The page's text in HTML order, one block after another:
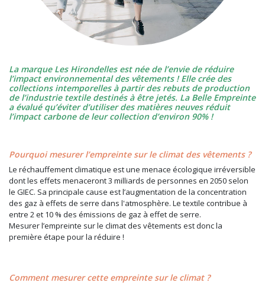
La marque Les Hirondelles est née de l’envie de réduire
l’impact environnemental des vêtements ! Elle crée des
collections intemporelles à partir des rebuts de production
de l’industrie textile destinés à être jetés. La Belle Empreinte
a évalué qu’éviter d’utiliser des matières neuves réduit
l’impact carbone de leur collection d’environ 90% !
Pourquoi mesurer l’empreinte sur le climat des vêtements ?
Le réchauffement climatique est une menace écologique irréversible
dont les effets menaceront 3 milliards de personnes en 2050 selon
le GIEC. Sa principale cause est l’augmentation de la concentration
des gaz à effets de serre dans l'atmosphère. Le textile contribue à
entre 2 et 10 % des émissions de gaz à effet de serre.
Mesurer l’empreinte sur le climat des vêtements est donc la
première étape pour la réduire !
Comment mesurer cette empreinte sur le climat ?